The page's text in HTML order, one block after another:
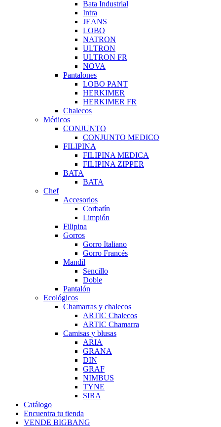
Bata Industrial
Intra
JEANS
LOBO
NATRON
ULTRON
ULTRON FR
NOVA
Pantalones
LOBO PANT
HERKIMER
HERKIMER FR
Chalecos
Médicos
CONJUNTO
CONJUNTO MEDICO
FILIPINA
FILIPINA MEDICA
FILIPINA ZIPPER
BATA
BATA
Chef
Accesorios
Corbatín
Limpión
Filipina
Gorros
Gorro Italiano
Gorro Francés
Mandil
Sencillo
Doble
Pantalón
Ecológicos
Chamarras y chalecos
ARTIC Chalecos
ARTIC Chamarra
Camisas y blusas
ARIA
GRANA
DIN
GRAF
NIMBUS
TYNE
SIRA
Catálogo
Encuentra tu tienda
VENDE BIGBANG